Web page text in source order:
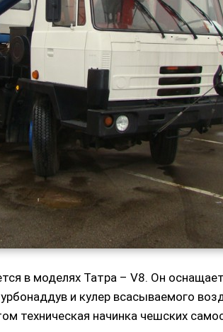
в моделях Татра – V8. Он
и кулер всасываемого
техническая начинка чешских